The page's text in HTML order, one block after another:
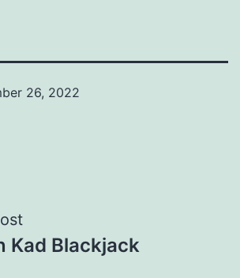
26, 2022
Kad Blackjack